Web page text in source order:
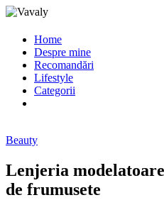
Home
Despre mine
Recomandări
Lifestyle
Categorii
Beauty
Lenjeria
de frumusete